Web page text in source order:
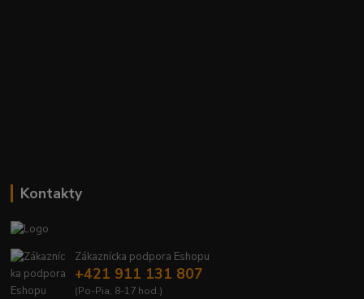
Kontakty
Zákaznícka podpora Eshopu
+421 911 131 807
(Po-Pia, 8-17 hod.)